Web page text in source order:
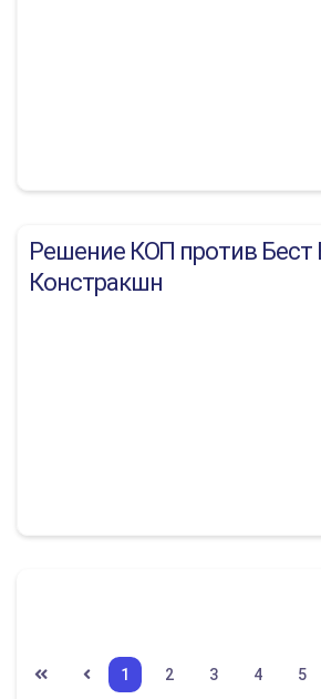
Решение КОП против Бест
Констракшн
1 2 3 4 5